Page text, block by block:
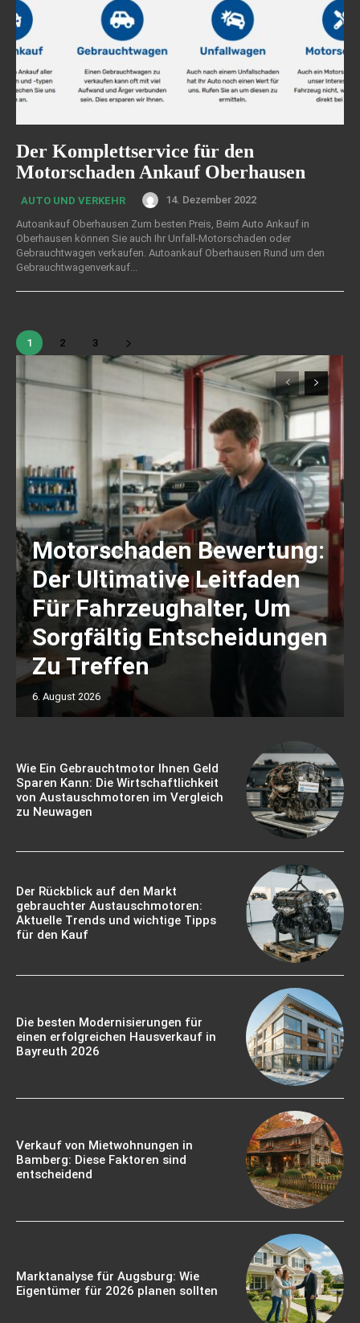
Der Komplettservice für den
Motorschaden Ankauf Oberhausen
AUTO UND VERKEHR
14. Dezember 2022
Autoankauf Oberhausen Zum besten Preis, Beim Auto Ankauf in
Oberhausen können Sie auch Ihr Unfall-Motorschaden oder
Gebrauchtwagen verkaufen. Autoankauf Oberhausen Rund um den
Gebrauchtwagenverkauf...
1 2 3
Motorschaden Bewertung:
Der Ultimative Leitfaden
Für Fahrzeughalter, Um
Sorgfältig Entscheidungen
Zu Treffen
6. August 2026
Wie Ein Gebrauchtmotor Ihnen Geld
Sparen Kann: Die Wirtschaftlichkeit
von Austauschmotoren im Vergleich
zu Neuwagen
Der Rückblick auf den Markt
gebrauchter Austauschmotoren:
Aktuelle Trends und wichtige Tipps
für den Kauf
Die besten Modernisierungen für
einen erfolgreichen Hausverkauf in
Bayreuth 2026
Verkauf von Mietwohnungen in
Bamberg: Diese Faktoren sind
entscheidend
Marktanalyse für Augsburg: Wie
Eigentümer für 2026 planen sollten